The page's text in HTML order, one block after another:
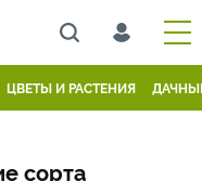
ЦВЕТЫ И РАСТЕНИЯ
сорта